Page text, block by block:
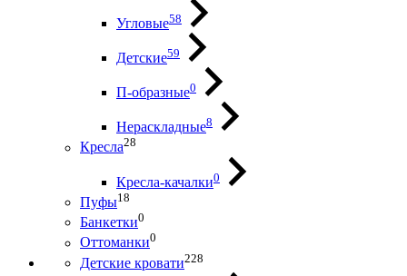
Угловые58
Детские59
П-образные0
Нераскладные8
Кресла28
Кресла-качалки0
Пуфы18
Банкетки0
Оттоманки0
Детские кровати228